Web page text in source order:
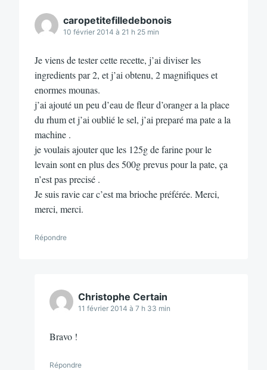
caropetitefilledebonois
10 février 2014 à 21 h 25 min
Je viens de tester cette recette, j’ai diviser les
ingredients par 2, et j’ai obtenu, 2 magnifiques et
enormes mounas.
j’ai ajouté un peu d’eau de fleur d’oranger a la place
du rhum et j’ai oublié le sel, j’ai preparé ma pate a la
machine .
je voulais ajouter que les 125g de farine pour le
levain sont en plus des 500g prevus pour la pate, ça
n’est pas precisé .
Je suis ravie car c’est ma brioche préférée. Merci,
merci, merci.
Répondre
Christophe Certain
11 février 2014 à 7 h 33 min
Bravo !
Répondre